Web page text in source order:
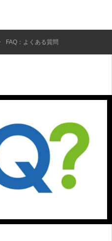
FAQ：よくある質問